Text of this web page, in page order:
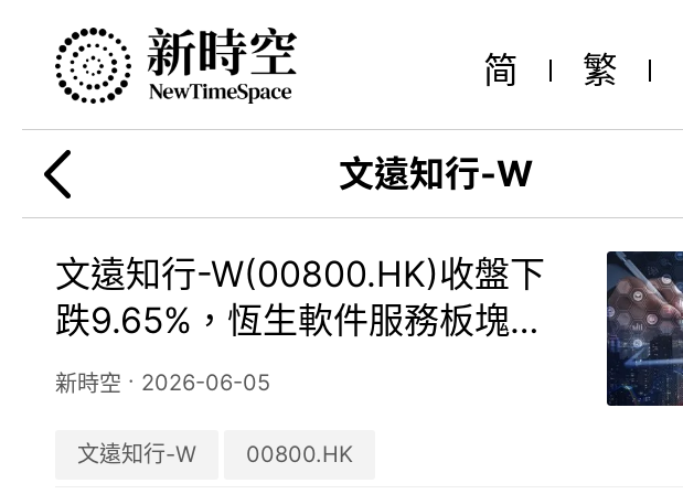
简 繁
文遠知行-W
文遠知行-W(00800.HK)收盤下
跌9.65%，恆生軟件服務板塊走
勢分化
新時空 · 2026-06-05
文遠知行-W 00800.HK